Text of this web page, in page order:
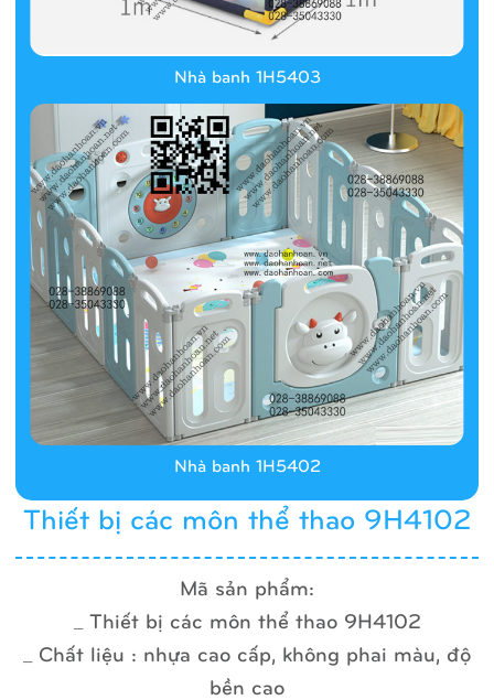
Thiết bị các môn thể thao 9H4102
Mã sản phẩm:
_ Thiết bị các môn thể thao 9H4102
_ Chất liệu : nhựa cao cấp, không phai màu, độ
bền cao
Nhà banh 1H5403
Nhà banh 1H5402